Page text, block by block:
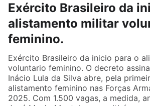
Exército Brasileiro da
alistamento militar
feminino.
Exército Brasileiro da inicio para o
voluntario feminino. O decreto
Inácio Lula da Silva abre, pela
alistamento feminino nas Forças
2025. Com 1.500 vagas, a medida,